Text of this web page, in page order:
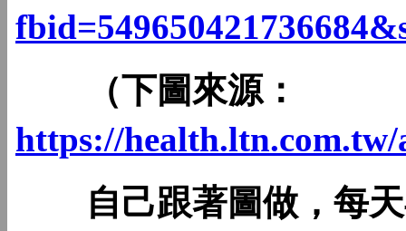
（下圖來源：
https://
自己跟著圖做，每天